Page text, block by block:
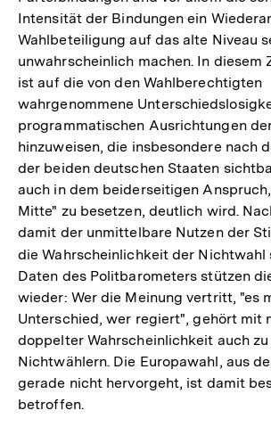
Intensität der Bindungen ein
Wahlbeteiligung auf das alte Niveau
unwahrscheinlich machen. In diesem
ist auf die von den Wahlberechtigten
wahrgenommene
programmatischen Ausrichtungen
hinzuweisen, die insbesondere nach
der beiden deutschen Staaten
auch in dem beiderseitigen
Mitte" zu besetzen, deutlich wird.
damit der unmittelbare Nutzen der
die Wahrscheinlichkeit der Nichtwahl
Daten des Politbarometers stützen
wieder: Wer die Meinung vertritt, "es
Unterschied, wer regiert", gehört mit
doppelter Wahrscheinlichkeit auch
Nichtwählern. Die Europawahl, aus
gerade nicht hervorgeht, ist damit
betroffen.